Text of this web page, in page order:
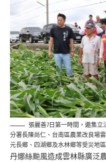
張麗善7日第一時間，邀集
分署長陳尚仁、台南區農業改良場
元長鄉、四湖鄉及水林鄉等受災地
丹娜絲颱風造成雲林縣廣泛